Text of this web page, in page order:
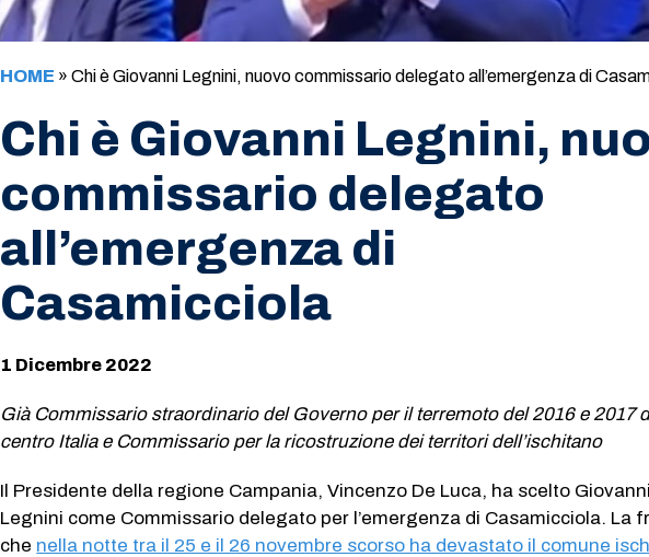
HOME »Chi è Giovanni Legnini, nuovo commissario delegato all’emergenza di
Chi è Giovanni Legnini,
commissario delegato
all’emergenza di
Casamicciola
1 Dicembre 2022
Già Commissario straordinario del Governo per il terremoto del 2016 e 2017
centro Italia e Commissario per la ricostruzione dei territori dell’ischitano
Il Presidente della regione Campania, Vincenzo De Luca, ha scelto Giovanni
Legnini come Commissario delegato per l’emergenza di Casamicciola. La
che nella notte tra il 25 e il 26 novembre scorso ha devastato il comune